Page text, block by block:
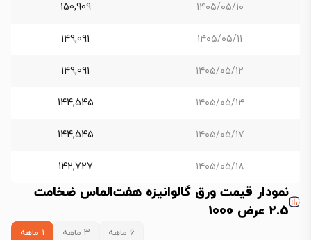
۱۴۰۵/۰۵/۱۰ 150,909
۱۴۰۵/۰۵/۱۱ 149,091
۱۴۰۵/۰۵/۱۲ 149,091
۱۴۰۵/۰۵/۱۴ 144,545
۱۴۰۵/۰۵/۱۷ 144,545
۱۴۰۵/۰۵/۱۸ 142,727
نمودار قیمت ورق گالوانیزه هفت‌الماس ضخامت
2.5 عرض 1000
۶ ماهه ۳ ماهه ۱ ماهه